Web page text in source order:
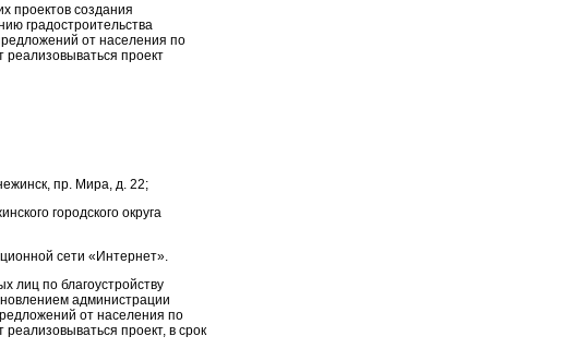
проектов создания
градостроительства
от населения по
проект
пр. Мира, д. 22;
городского округа
сети «Интернет».
лиц по благоустройству
администрации
от населения по
проект, в срок